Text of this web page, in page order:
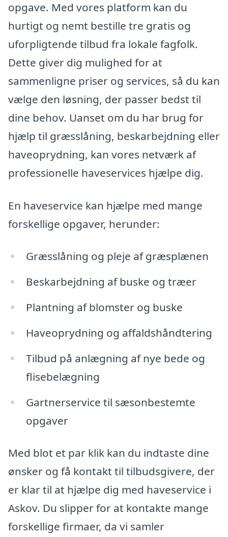
opgave. Med vores platform kan du
hurtigt og nemt bestille tre gratis og
uforpligtende tilbud fra lokale fagfolk.
Dette giver dig mulighed for at
sammenligne priser og services, så du kan
vælge den løsning, der passer bedst til
dine behov. Uanset om du har brug for
hjælp til græsslåning, beskarbejdning eller
haveoprydning, kan vores netværk af
professionelle haveservices hjælpe dig.
En haveservice kan hjælpe med mange
forskellige opgaver, herunder:
Græsslåning og pleje af græsplænen
Beskarbejdning af buske og træer
Plantning af blomster og buske
Haveoprydning og affaldshåndtering
Tilbud på anlægning af nye bede og
flisebelægning
Gartnerservice til sæsonbestemte
opgaver
Med blot et par klik kan du indtaste dine
ønsker og få kontakt til tilbudsgivere, der
er klar til at hjælpe dig med haveservice i
Askov. Du slipper for at kontakte mange
forskellige firmaer, da vi samler